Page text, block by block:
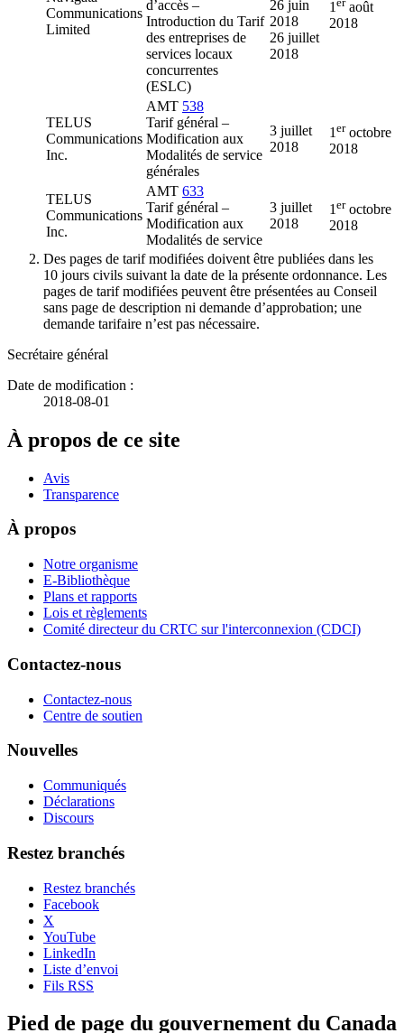
Communications
Limited
d’accès –
Introduction du Tarif
des entreprises de
services locaux
concurrentes
(ESLC)
26 juin
2018
26 juillet
2018
1
août
2018
TELUS
Communications
Inc.
AMT 538
Tarif général –
Modification aux
Modalités de service
générales
3 juillet
2018
1 eroctobre
2018
TELUS
Communications
Inc.
AMT 633
Tarif général –
Modification aux
Modalités de service
3 juillet
2018
1 eroctobre
2018
Des pages de tarif modifiées doivent être publiées dans les
10 jours civils suivant la date de la présente ordonnance. Les
pages de tarif modifiées peuvent être présentées au Conseil
sans page de description ni demande d’approbation; une
demande tarifaire n’est pas nécessaire.
Secrétaire général
Date de modification :
2018-08-01
À propos de ce site
Avis
Transparence
À propos
Notre organisme
E-Bibliothèque
Plans et rapports
Lois et règlements
Comité directeur du CRTC sur l'interconnexion (CDCI)
Contactez-nous
Contactez-nous
Centre de soutien
Nouvelles
Communiqués
Déclarations
Discours
Restez branchés
Restez branchés
Facebook
X
YouTube
LinkedIn
Liste d’envoi
Fils RSS
Pied de page du gouvernement du Canada